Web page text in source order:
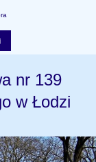
nr 139
w Łodzi